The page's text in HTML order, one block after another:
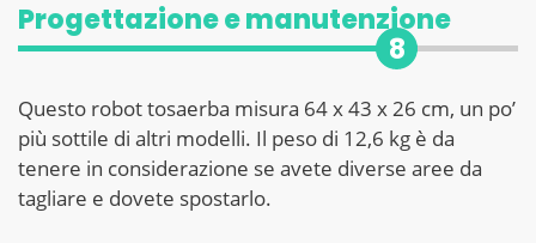
Progettazione e manutenzione
8
Questo robot tosaerba misura 64 x 43 x 26 cm, un po’
più sottile di altri modelli. Il peso di 12,6 kg è da
tenere in considerazione se avete diverse aree da
tagliare e dovete spostarlo.